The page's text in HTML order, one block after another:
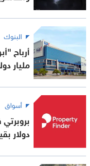
البنوك
مليار
أسواق
دولار